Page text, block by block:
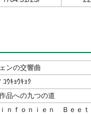
ンの交響曲
ｺｳｷｮｳｷｮｸ
品への九つの道
ｎｆｏｎｉｅｎ Ｂｅｅｔ